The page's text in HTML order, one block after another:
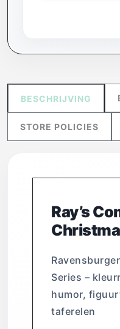
BESCHRIJVING
STORE POLICIES
Ray’s
Series –
humor,
taferelen